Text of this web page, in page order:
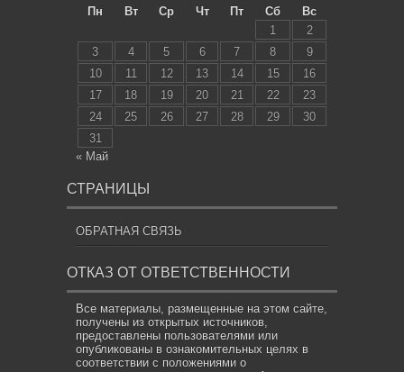
Пн
Вт Ср Чт Пт Сб
Вс
1
2
3
4 5 6 7 8
9
10
11 12 13 14 15
16
17
18 19 20 21 22
23
24
25 26 27 28 29
30
31
« Май
СТРАНИЦЫ
ОБРАТНАЯ СВЯЗЬ
ОТКАЗ ОТ ОТВЕТСТВЕННОСТИ
Все материалы, размещенные на этом сайте,
получены из открытых источников,
предоставлены пользователями или
опубликованы в ознакомительных целях в
соответствии с положениями о